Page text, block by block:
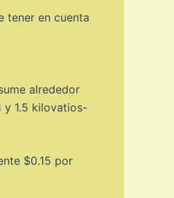
tener en cuenta
alrededor
y 1.5 kilovatios-
$0.15 por